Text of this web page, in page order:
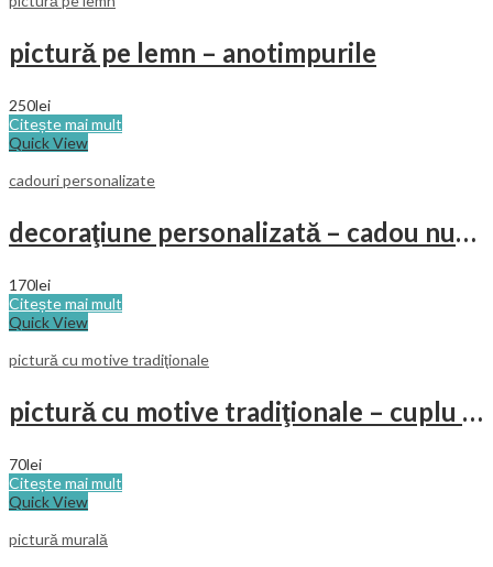
pictură pe lemn – anotimpurile
250lei
Citește mai mult
Quick View
cadouri personalizate
decoraţiune personalizată – cadou nuntă
170lei
Citește mai mult
Quick View
pictură cu motive tradiţionale
pictură cu motive tradiţionale – cuplu ţărani
70lei
Citește mai mult
Quick View
pictură murală